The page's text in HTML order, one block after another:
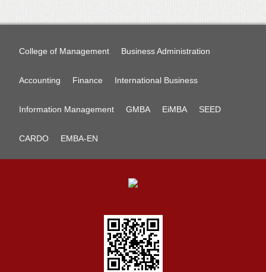
College of Management Business Administration
Accounting Finance International Business
Information Management GMBA EiMBA SEED
CARDO EMBA-EN